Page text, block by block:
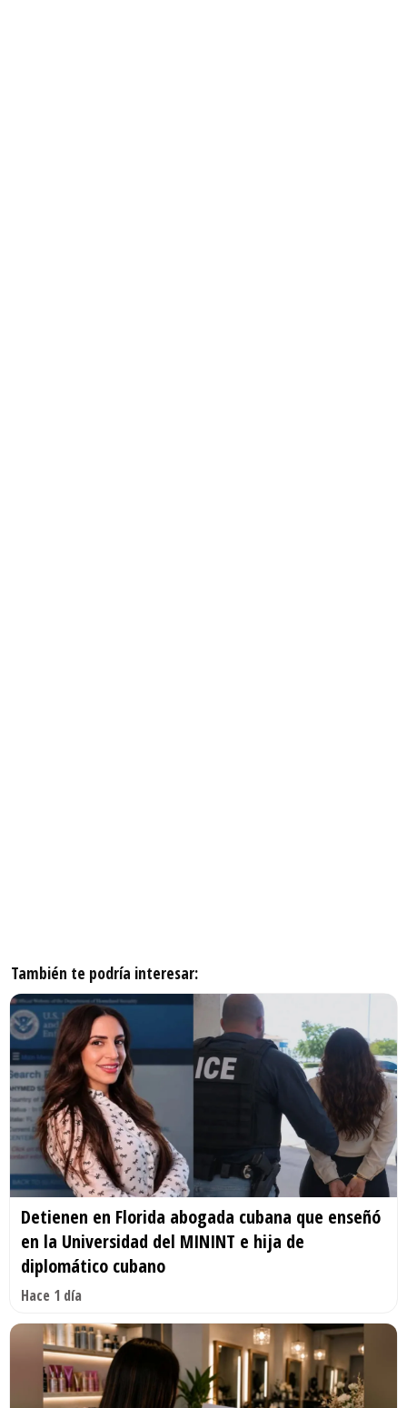
También te podría interesar:
Detienen en Florida abogada cubana que enseñó
en la Universidad del MININT e hija de
diplomático cubano
Hace 1 día